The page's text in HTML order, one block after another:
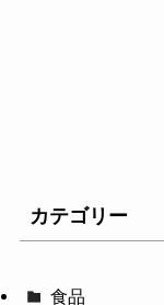
カテゴリー
食品